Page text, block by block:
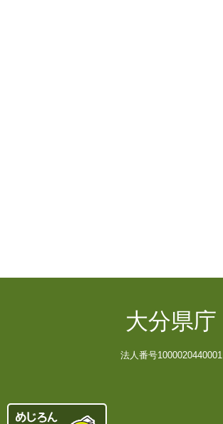
大分県庁
法人番号1000020440001